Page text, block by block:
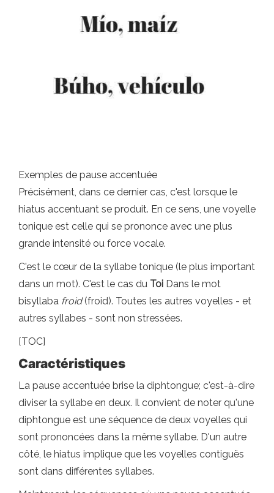
Exemples de pause accentuée
Précisément, dans ce dernier cas, c'est lorsque le
hiatus accentuant se produit. En ce sens, une voyelle
tonique est celle qui se prononce avec une plus
grande intensité ou force vocale.
C'est le cœur de la syllabe tonique (le plus important
dans un mot). C'est le cas du Toi Dans le mot
bisyllaba froid(froid). Toutes les autres voyelles - et
autres syllabes - sont non stressées.
[TOC]
Caractéristiques
La pause accentuée brise la diphtongue; c'est-à-dire
diviser la syllabe en deux. Il convient de noter qu'une
diphtongue est une séquence de deux voyelles qui
sont prononcées dans la même syllabe. D'un autre
côté, le hiatus implique que les voyelles contiguës
sont dans différentes syllabes.